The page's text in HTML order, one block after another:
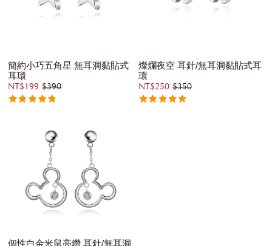
簡約小巧五角星 無耳洞黏貼式
耳環
NT$199 $390
燦爛夜空 耳針/無耳洞黏貼式耳
環
NT$250 $350
個性白金米鼠亮鑽 耳針/無耳洞